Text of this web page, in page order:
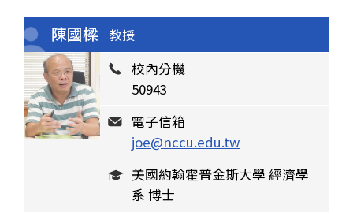
陳國樑 教授
校內分機
50943
電子信箱
joe@nccu.edu.tw
美國約翰霍普金斯大學 經濟學
系 博士